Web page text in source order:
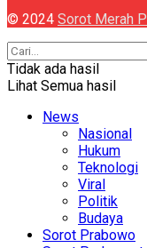
© 2024 Sorot Merah
Tidak ada hasil
Lihat Semua hasil
News
Nasional
Hukum
Teknologi
Viral
Politik
Budaya
Sorot Prabowo